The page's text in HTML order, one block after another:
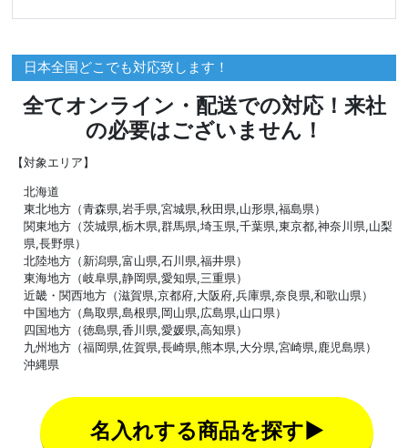
日本全国どこでも対応致します！
全てオンライン・配送での対応！来社
の必要はございません！
【対象エリア】
北海道
東北地方（青森県,岩手県,宮城県,秋田県,山形県,福島県）
関東地方（茨城県,栃木県,群馬県,埼玉県,千葉県,東京都,神奈川県,山梨
県,長野県）
北陸地方（新潟県,富山県,石川県,福井県）
東海地方（岐阜県,静岡県,愛知県,三重県）
近畿・関西地方（滋賀県,京都府,大阪府,兵庫県,奈良県,和歌山県）
中国地方（鳥取県,島根県,岡山県,広島県,山口県）
四国地方（徳島県,香川県,愛媛県,高知県）
九州地方（福岡県,佐賀県,長崎県,熊本県,大分県,宮崎県,鹿児島県）
沖縄県
名入れする商品を探す▶